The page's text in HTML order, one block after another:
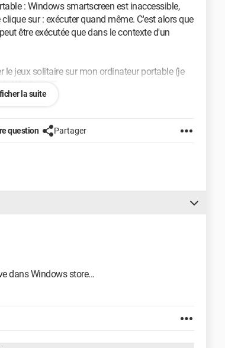
: Windows smartscreen est inaccessible,
sur : exécuter quand même. C'est alors que
être exécutée que dans le contexte d'un
jeux solitaire sur mon ordinateur portable (je
Windows 7)
la suite
question Partager
dans Windows store...